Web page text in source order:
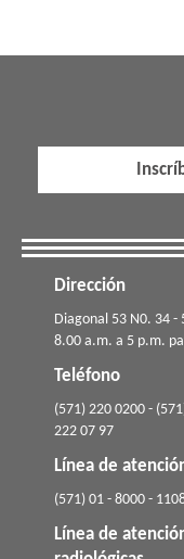
Dirección
​​​Diagonal 53 N0. 34 -
8.00 a.m. a 5 p.m.
Teléfono
(571) 220 0200 -
222 07 97
Línea de
(571) 01 - 8000 -
Línea de